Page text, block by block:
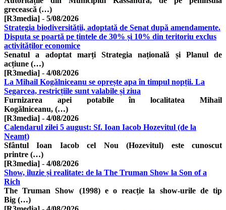
grecească (…)
[R3media] - 5/08/2026
Strategia biodiversității, adoptată de Senat după amendamente.
Disputa se poartă pe țintele de 30% și 10% din teritoriu exclus
activităților economice
Senatul a adoptat marți Strategia națională și Planul de
acțiune (…)
[R3media] - 4/08/2026
La Mihail Kogălniceanu se oprește apa în timpul nopții. La
Segarcea, restricțiile sunt valabile și ziua
Furnizarea apei potabile în localitatea Mihail
Kogălniceanu, (…)
[R3media] - 4/08/2026
Calendarul zilei 5 august: Sf. Ioan Iacob Hozevitul (de la
Neamț)
Sfântul Ioan Iacob cel Nou (Hozevitul) este cunoscut
printre (…)
[R3media] - 4/08/2026
Show, iluzie și realitate: de la The Truman Show la Son of a
Rich
The Truman Show (1998) e o reacție la show-urile de tip
Big (…)